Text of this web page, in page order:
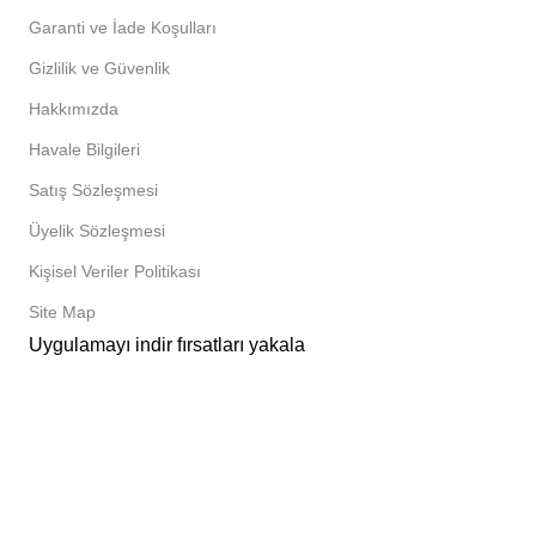
Garanti ve İade Koşulları
Gizlilik ve Güvenlik
Hakkımızda
Havale Bilgileri
Satış Sözleşmesi
Üyelik Sözleşmesi
Kişisel Veriler Politikası
Site Map
Uygulamayı indir fırsatları yakala